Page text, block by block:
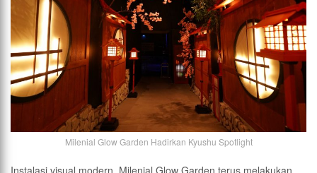
Milenial Glow Garden Hadirkan Kyushu Spotlight
Instalasi visual modern, Milenial Glow Garden terus melakukan